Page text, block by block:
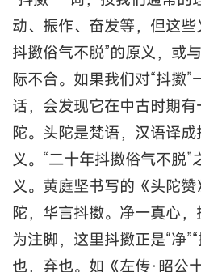
动、振作、奋发等，但这
抖擞俗气不脱”的原义，或
际不合。如果我们对“抖擞”
话，会发现它在中古时期
陀。头陀是梵语，汉语译
义。“二十年抖擞俗气不脱”
义。黄庭坚书写的《头陀
陀，华言抖擞。净一真心
为注脚，这里抖擞正是“净
也，弃也。如《左传·昭公